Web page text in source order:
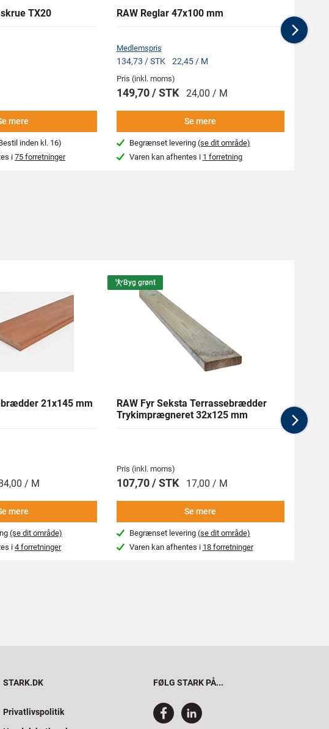
TX20
mere
inden kl. 16)
i75 forretninger
RAW Reglar 47x100 mm
Medlemspris
134,73 / STK 22,45 / M
Pris (inkl. moms)
149,70 / STK 24,00 / M
Se mere
Begrænset levering (se dit område)
Varen kan afhentes i 1 forretning
21x145 mm
/ M
mere
(se dit område)
i4 forretninger
Byg grønt
RAW Fyr Seksta Terrassebrædder
Trykimprægneret 32x125 mm
Pris (inkl. moms)
107,70 / STK 17,00 / M
Se mere
Begrænset levering (se dit område)
Varen kan afhentes i 18 forretninger
mm
STARK.DK
Privatlivspolitik
FØLG STARK PÅ...